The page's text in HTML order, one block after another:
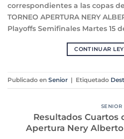
correspondientes a las copas
TORNEO APERTURA NERY
Playoffs Semifinales Martes 15
CONTINUAR
Publicado en Senior | Etiquetado
SENIOR
Resultados Cuartos
Apertura Nery